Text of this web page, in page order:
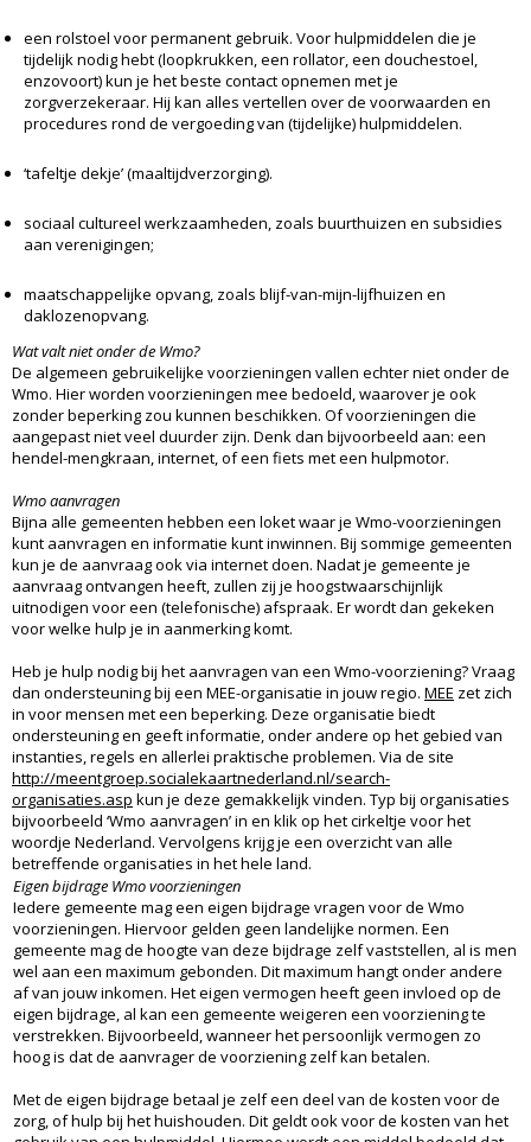
een rolstoel voor permanent gebruik. Voor hulpmiddelen die je
tijdelijk nodig hebt (loopkrukken, een rollator, een douchestoel,
enzovoort) kun je het beste contact opnemen met je
zorgverzekeraar. Hij kan alles vertellen over de voorwaarden en
procedures rond de vergoeding van (tijdelijke) hulpmiddelen.
‘tafeltje dekje’ (maaltijdverzorging).
sociaal cultureel werkzaamheden, zoals buurthuizen en subsidies
aan verenigingen;
maatschappelijke opvang, zoals blijf-van-mijn-lijfhuizen en
daklozenopvang.
Wat valt niet onder de Wmo?
De algemeen gebruikelijke voorzieningen vallen echter niet onder de
Wmo. Hier worden voorzieningen mee bedoeld, waarover je ook
zonder beperking zou kunnen beschikken. Of voorzieningen die
aangepast niet veel duurder zijn. Denk dan bijvoorbeeld aan: een
hendel-mengkraan, internet, of een fiets met een hulpmotor.
Wmo aanvragen
Bijna alle gemeenten hebben een loket waar je Wmo-voorzieningen
kunt aanvragen en informatie kunt inwinnen. Bij sommige gemeenten
kun je de aanvraag ook via internet doen. Nadat je gemeente je
aanvraag ontvangen heeft, zullen zij je hoogstwaarschijnlijk
uitnodigen voor een (telefonische) afspraak. Er wordt dan gekeken
voor welke hulp je in aanmerking komt.
Heb je hulp nodig bij het aanvragen van een Wmo-voorziening? Vraag
dan ondersteuning bij een MEE-organisatie in jouw regio. MEE zet zich
in voor mensen met een beperking. Deze organisatie biedt
ondersteuning en geeft informatie, onder andere op het gebied van
instanties, regels en allerlei praktische problemen. Via de site
http://meentgroep.socialekaartnederland.nl/search-
organisaties.asp kun je deze gemakkelijk vinden. Typ bij organisaties
bijvoorbeeld ‘Wmo aanvragen’ in en klik op het cirkeltje voor het
woordje Nederland. Vervolgens krijg je een overzicht van alle
betreffende organisaties in het hele land.
Eigen bijdrage Wmo voorzieningen
Iedere gemeente mag een eigen bijdrage vragen voor de Wmo
voorzieningen. Hiervoor gelden geen landelijke normen. Een
gemeente mag de hoogte van deze bijdrage zelf vaststellen, al is men
wel aan een maximum gebonden. Dit maximum hangt onder andere
af van jouw inkomen. Het eigen vermogen heeft geen invloed op de
eigen bijdrage, al kan een gemeente weigeren een voorziening te
verstrekken. Bijvoorbeeld, wanneer het persoonlijk vermogen zo
hoog is dat de aanvrager de voorziening zelf kan betalen.
Met de eigen bijdrage betaal je zelf een deel van de kosten voor de
zorg, of hulp bij het huishouden. Dit geldt ook voor de kosten van het